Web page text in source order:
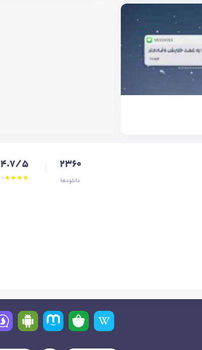
2360
دانلودها
4.7/5